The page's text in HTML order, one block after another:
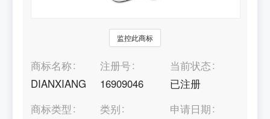
监控此商标
商标名称
DIANXIANG
注册号
16909046
当前状态
已注册
商标类型
类别
申请日期